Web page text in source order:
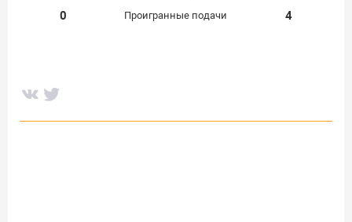
0
Проигранные подачи 4